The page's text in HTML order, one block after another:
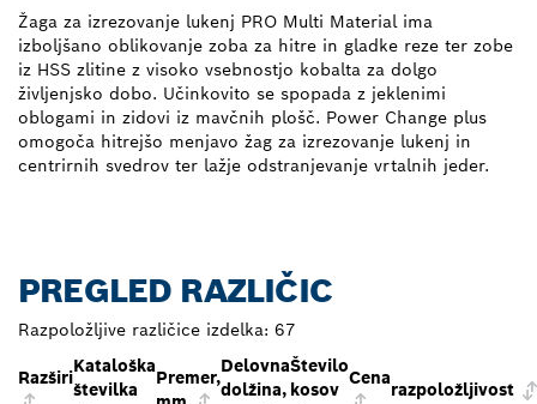
Žaga za izrezovanje lukenj PRO Multi Material ima
izboljšano oblikovanje zoba za hitre in gladke reze ter zobe
iz HSS zlitine z visoko vsebnostjo kobalta za dolgo
življenjsko dobo. Učinkovito se spopada z jeklenimi
oblogami in zidovi iz mavčnih plošč. Power Change plus
omogoča hitrejšo menjavo žag za izrezovanje lukenj in
centrirnih svedrov ter lažje odstranjevanje vrtalnih jeder.
PREGLED RAZLIČIC
Razpoložljive različice izdelka: 67
Razširi
Kataloška
številka
Premer,
Delovna
dolžina,
Število
kosov
Cena
razpoložljivost